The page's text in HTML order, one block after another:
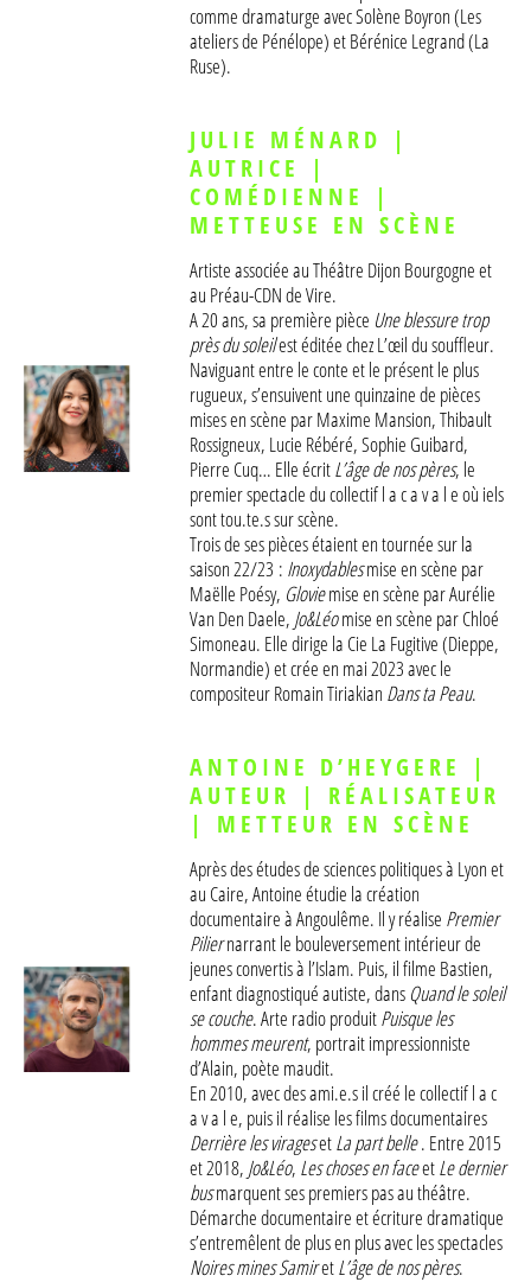
LACAVALE
CRÉATIONS
LABORATOIRES
AGENDA
comme dramaturge avec Solène Boyron (Les
ateliers de Pénélope) et Bérénice Legrand (La
Ruse).
JULIE MÉNARD |
AUTRICE |
COMÉDIENNE |
METTEUSE EN SCÈNE
Artiste associée au Théâtre Dijon Bourgogne et
au Préau-CDN de Vire.
A 20 ans, sa première pièce Une blessure trop
près du soleilest éditée chez L’œil du souffleur.
Naviguant entre le conte et le présent le plus
rugueux, s’ensuivent une quinzaine de pièces
mises en scène par Maxime Mansion, Thibault
Rossigneux, Lucie Rébéré, Sophie Guibard,
Pierre Cuq… Elle écritL’âge de nos pères, le
premier spectacle du collectif l a c a v a l e où iels
sont tou.te.s sur scène.
Trois de ses pièces étaient en tournée sur la
saison 22/23 : Inoxydablesmise en scène par
Maëlle Poésy, Gloviemise en scène par Aurélie
Van Den Daele, Jo&Léomise en scène par Chloé
Simoneau. Elle dirige la Cie La Fugitive (Dieppe,
Normandie) et crée en mai 2023 avec le
compositeur Romain Tiriakian Dans ta Peau.
ANTOINE D’HEYGERE |
AUTEUR | RÉALISATEUR
| METTEUR EN SCÈNE
Après des études de sciences politiques à Lyon et
au Caire, Antoine étudie la création
documentaire à Angoulême. Il y réalise Premier
Piliernarrant le bouleversement intérieur de
jeunes convertis à l’Islam. Puis, il filme Bastien,
enfant diagnostiqué autiste, dans Quand le soleil
se couche. Arte radio produitPuisque les
hommes meurent, portrait impressionniste
d’Alain, poète maudit.
En 2010, avec des ami.e.s il créé le collectif l a c
a v a l e, puis il réalise les films documentaires
Derrière les viragesetLa part belle. Entre 2015
et 2018, Jo&Léo, Les choses en faceetLe dernier
busmarquent ses premiers pas au théâtre.
Démarche documentaire et écriture dramatique
s’entremêlent de plus en plus avec les spectacles
Noires mines SamiretL’âge de nos pères.